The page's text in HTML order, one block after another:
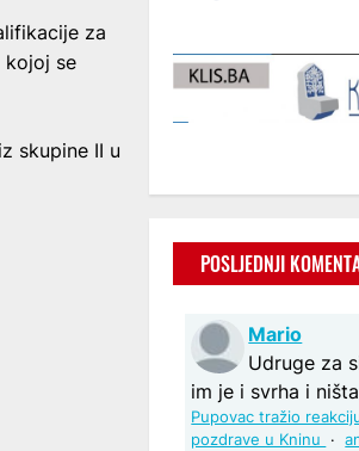
za
kojoj se
skupine II u
POSLJEDNJI
Mario
Udruge za
im je i svrha i
Pupovac tražio
pozdrave u Kninu
·